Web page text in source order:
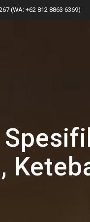
(WA: +62 812 8863 6369)